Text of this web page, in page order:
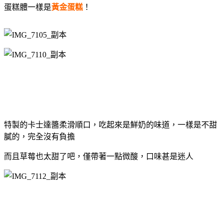
蛋糕體一樣是黃金蛋糕 ！
特製的卡士達醬柔滑順口，吃起來是鮮奶的味道， 一樣是不甜
膩的，完全沒有負擔
而且草莓也太甜了吧，僅帶著一點微酸，口味甚是迷人